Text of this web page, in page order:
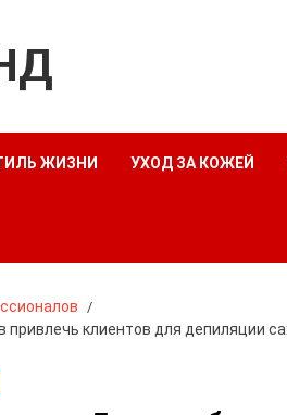
ЖИЗНИ УХОД ЗА КОЖЕЙ
привлечь клиентов для депиляции